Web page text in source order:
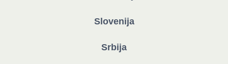
Slovenija
Srbija